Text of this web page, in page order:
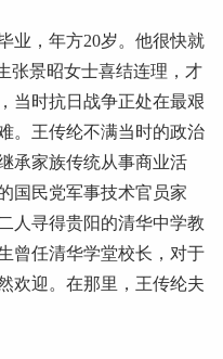
业，年方20岁。他很快就
张景昭女士喜结连理，才
当时抗日战争正处在最艰
。王传纶不满当时的政治
承家族传统从事商业活
国民党军事技术官员家
人寻得贵阳的清华中学教
曾任清华学堂校长，对于
欢迎。在那里，王传纶夫